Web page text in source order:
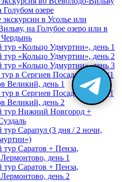
озере
в Усолье или
на Голубое озеро или в
тур «Кольцо Удмуртии», день 1
тур «Кольцо Удмуртии», день 2
тур «Кольцо Удмуртии», день 3
в Сергиев Посад, Москву (1
Великий, день 1
в Сергиев Посад, Москву (1
Великий, день 2
тур Нижний Новгород +
тур Сарапул (3 дня / 2 ночи,
тур Саратов + Пенза,
день 1
тур Саратов + Пенза,
день 2